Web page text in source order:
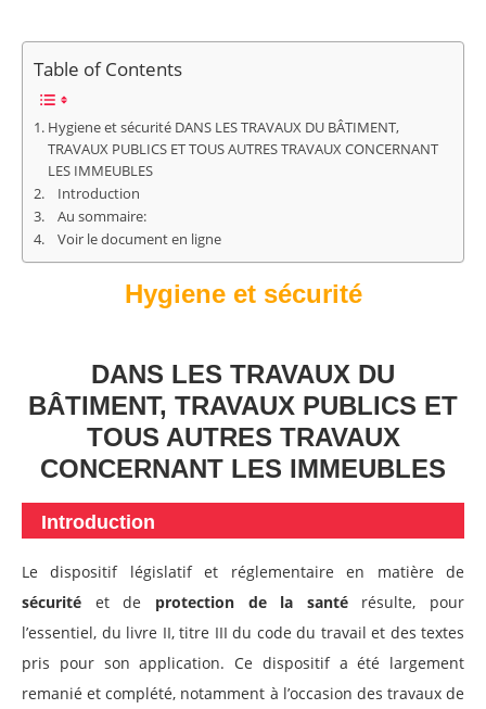
Table of Contents
Hygiene et sécurité DANS LES TRAVAUX DU BÂTIMENT,
TRAVAUX PUBLICS ET TOUS AUTRES TRAVAUX CONCERNANT
LES IMMEUBLES
Introduction
Au sommaire:
Voir le document en ligne
Hygiene et sécurité
DANS LES TRAVAUX DU
BÂTIMENT, TRAVAUX PUBLICS ET
TOUS AUTRES TRAVAUX
CONCERNANT LES IMMEUBLES
Introduction
Le dispositif législatif et réglementaire en matière de
sécurité et de protection de la santérésulte, pour
l’essentiel, du livre II, titre III du code du travail et des textes
pris pour son application. Ce dispositif a été largement
remanié et complété, notamment à l’occasion des travaux de